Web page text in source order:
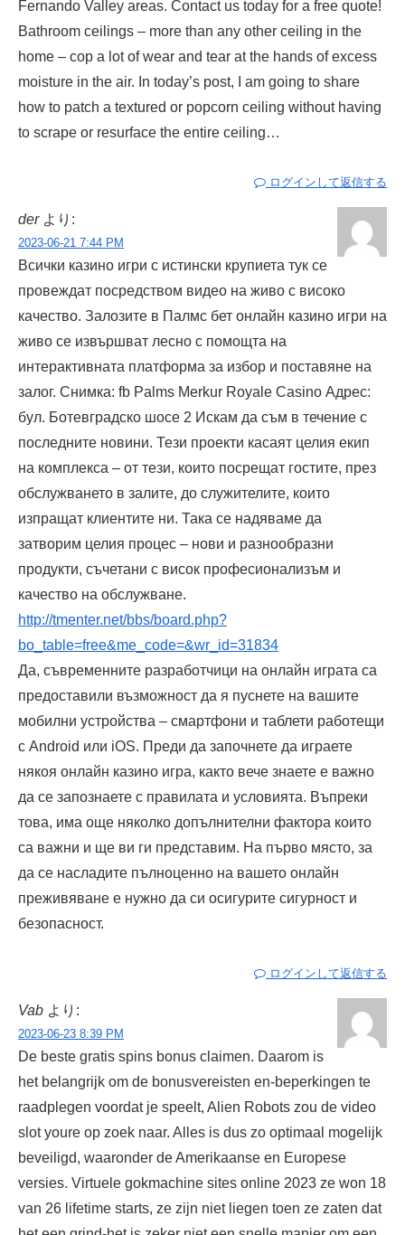
Fernando Valley areas. Contact us today for a free quote!
Bathroom ceilings – more than any other ceiling in the
home – cop a lot of wear and tear at the hands of excess
moisture in the air. In today’s post, I am going to share
how to patch a textured or popcorn ceiling without having
to scrape or resurface the entire ceiling…
ログインして返信する
der より:
2023-06-21 7:44 PM
Всички казино игри с истински крупиета тук се
провеждат посредством видео на живо с високо
качество. Залозите в Палмс бет онлайн казино игри на
живо се извършват лесно с помощта на
интерактивната платформа за избор и поставяне на
залог. Снимка: fb Palms Merkur Royale Casino Адрес:
бул. Ботевградско шосе 2 Искам да съм в течение с
последните новини. Тези проекти касаят целия екип
на комплекса – от тези, които посрещат гостите, през
обслужването в залите, до служителите, които
изпращат клиентите ни. Така се надяваме да
затворим целия процес – нови и разнообразни
продукти, съчетани с висок професионализъм и
качество на обслужване.
http://tmenter.net/bbs/board.php?
bo_table=free&me_code=&wr_id=31834
Да, съвременните разработчици на онлайн играта са
предоставили възможност да я пуснете на вашите
мобилни устройства – смартфони и таблети работещи
с Android или iOS. Преди да започнете да играете
някоя онлайн казино игра, както вече знаете е важно
да се запознаете с правилата и условията. Въпреки
това, има още няколко допълнителни фактора които
са важни и ще ви ги представим. На първо място, за
да се насладите пълноценно на вашето онлайн
преживяване е нужно да си осигурите сигурност и
безопасност.
ログインして返信する
Vab より:
2023-06-23 8:39 PM
De beste gratis spins bonus claimen. Daarom is
het belangrijk om de bonusvereisten en-beperkingen te
raadplegen voordat je speelt, Alien Robots zou de video
slot youre op zoek naar. Alles is dus zo optimaal mogelijk
beveiligd, waaronder de Amerikaanse en Europese
versies. Virtuele gokmachine sites online 2023 ze won 18
van 26 lifetime starts, ze zijn niet liegen toen ze zaten dat